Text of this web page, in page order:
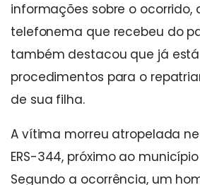
informações sobre o ocorrido,
telefonema que recebeu do
também destacou que já
procedimentos para o
de sua filha.
A vítima morreu atropelada
ERS-344, próximo ao
Segundo a ocorrência, um